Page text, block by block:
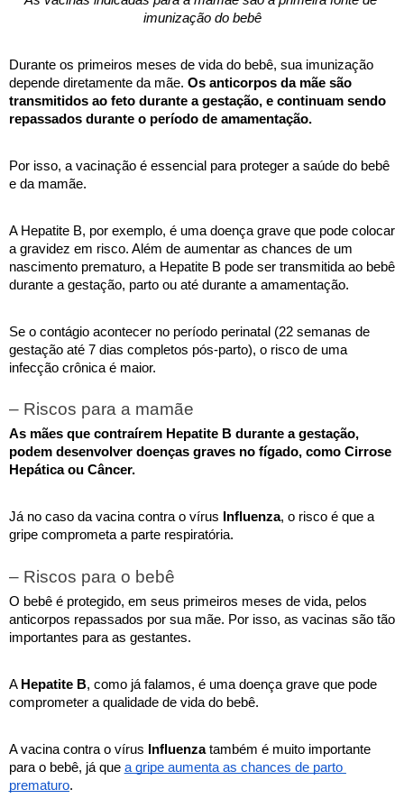
imunização do bebê
Durante os primeiros meses de vida do bebê, sua imunização
depende diretamente da mãe. Os anticorpos da mãe são
transmitidos ao feto durante a gestação, e continuam sendo
repassados durante o período de amamentação.
Por isso, a vacinação é essencial para proteger a saúde do bebê
e da mamãe.
A Hepatite B, por exemplo, é uma doença grave que pode colocar
a gravidez em risco. Além de aumentar as chances de um
nascimento prematuro, a Hepatite B pode ser transmitida ao bebê
durante a gestação, parto ou até durante a amamentação.
Se o contágio acontecer no período perinatal (22 semanas de
gestação até 7 dias completos pós-parto), o risco de uma
infecção crônica é maior.
– Riscos para a mamãe
As mães que contraírem Hepatite B durante a gestação,
podem desenvolver doenças graves no fígado, como Cirrose
Hepática ou Câncer.
Já no caso da vacina contra o vírus Influenza, o risco é que a
gripe comprometa a parte respiratória.
– Riscos para o bebê
O bebê é protegido, em seus primeiros meses de vida, pelos
anticorpos repassados por sua mãe. Por isso, as vacinas são tão
importantes para as gestantes.
A Hepatite B, como já falamos, é uma doença grave que pode
comprometer a qualidade de vida do bebê.
A vacina contra o vírus Influenza também é muito importante
para o bebê, já que a gripe aumenta as chances de parto
prematuro.